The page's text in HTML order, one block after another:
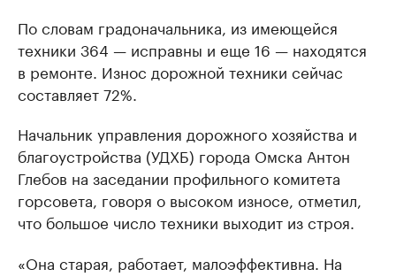
По словам градоначальника, из имеющейся
техники 364 — исправны и еще 16 — находятся
в ремонте. Износ дорожной техники сейчас
составляет 72%.
Начальник управления дорожного хозяйства и
благоустройства (УДХБ) города Омска Антон
Глебов на заседании профильного комитета
горсовета, говоря о высоком износе, отметил,
что большое число техники выходит из строя.
«Она старая, работает, малоэффективна. На